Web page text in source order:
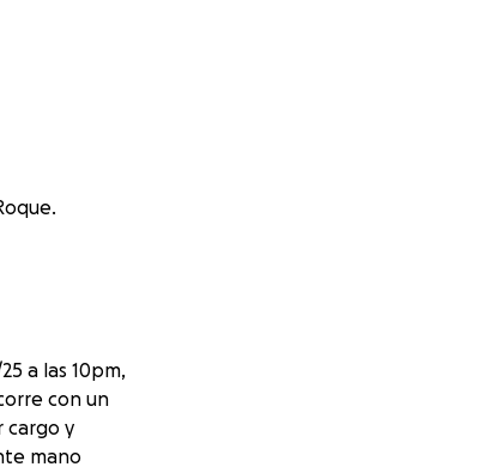
a las 10pm,
con un
cargo y
mano